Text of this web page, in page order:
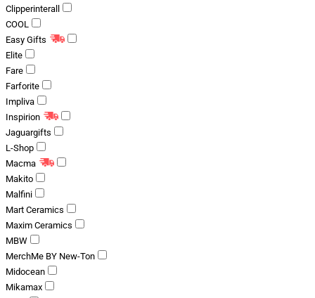
Clipperinterall
COOL
Easy Gifts
Elite
Fare
Farforite
Impliva
Inspirion
Jaguargifts
L-Shop
Macma
Makito
Malfini
Mart Ceramics
Maxim Ceramics
MBW
MerchMe BY New-Ton
Midocean
Mikamax